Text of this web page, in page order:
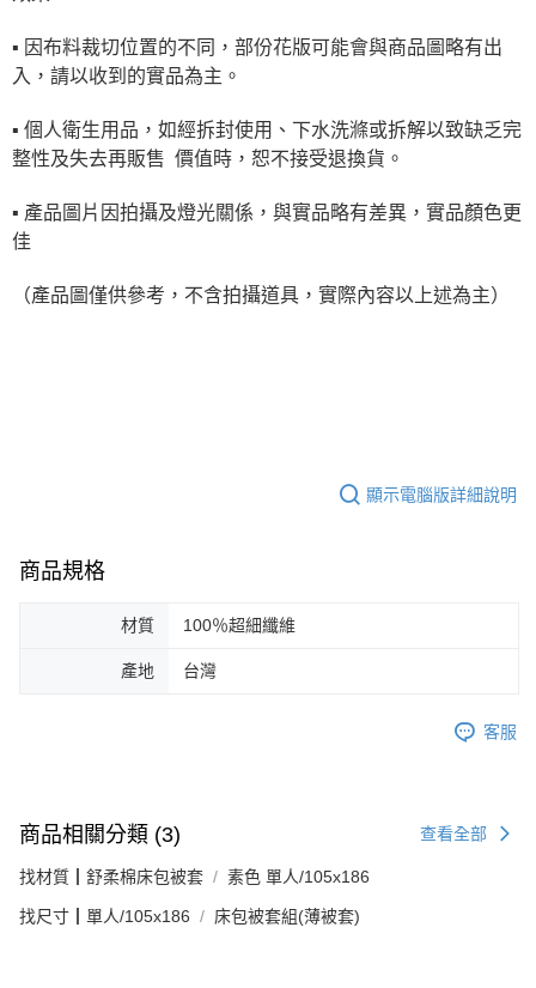
▪ 因布料裁切位置的不同，部份花版可能會與商品圖略有出
入，請以收到的實品為主。
▪ 個人衛生用品，如經拆封使用、下水洗滌或拆解以致缺乏完
整性及失去再販售 價值時，恕不接受退換貨。
▪ 產品圖片因拍攝及燈光關係，與實品略有差異，實品顏色更
佳
（產品圖僅供參考，不含拍攝道具，實際內容以上述為主）
顯示電腦版詳細說明
商品規格
材質 100％超細纖維
產地 台灣
客服
商品相關分類 (3) 查看全部
找材質┃舒柔棉床包被套 素色 單人/105x186
找尺寸┃單人/105x186 床包被套組(薄被套)